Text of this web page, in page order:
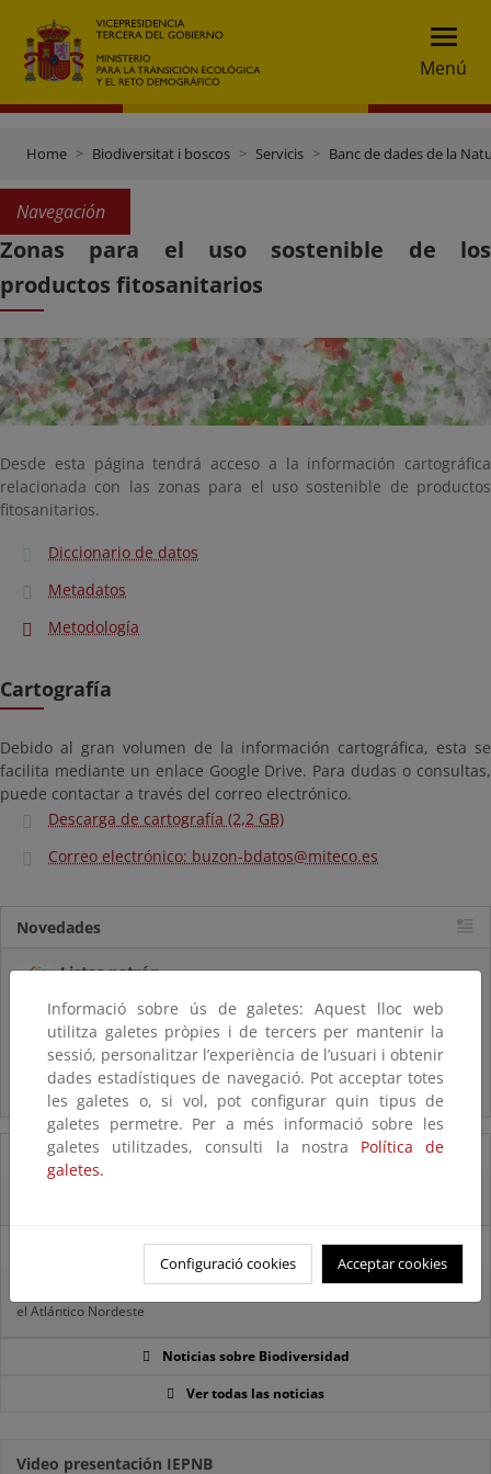
Menú
Home Biodiversitat i boscos Servicis Banc de dades de la
Navegación
Zonas para el uso sostenible de los
productos fitosanitarios
Desde esta página tendrá acceso a la información cartográfica
relacionada con las zonas para el uso sostenible de productos
fitosanitarios.
Diccionario de datos
Metadatos
Metodología
Cartografía
Debido al gran volumen de la información cartográfica, esta se
facilita mediante un enlace Google Drive. Para dudas o consultas,
puede contactar a través del correo electrónico.
Descarga de cartografía (2,2 GB)
Correo electrónico: buzon-bdatos@miteco.es
Novedades
Listas patrón
silvestres presentes en España
Preguntas frecuentes...
Acceso a los recursos genéticos y reparto de beneficios
07/08/2025
el Atlántico Nordeste
Noticias sobre Biodiversidad
Ver todas las noticias
Video presentación IEPNB
Informació sobre ús de galetes: Aquest lloc web
utilitza galetes pròpies i de tercers per mantenir la
sessió, personalitzar l’experiència de l’usuari i obtenir
dades estadístiques de navegació. Pot acceptar totes
les galetes o, si vol, pot configurar quin tipus de
galetes permetre. Per a més informació sobre les
galetes utilitzades, consulti la nostra Política de
galetes.
Configuració cookies Acceptar cookies